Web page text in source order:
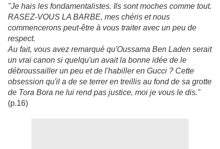
"Je hais les fondamentalistes. Ils sont moches comme tout.
RASEZ-VOUS LA BARBE, mes chéris et nous
commencerons peut-être à vous traiter avec un peu de
respect.
Au fait, vous avez remarqué qu'Oussama Ben Laden serait
un vrai canon si quelqu'un avait la bonne idée de le
débroussailler un peu et de l'habiller en Gucci ? Cette
obsession qu'il a de se terrer en treillis au fond de sa grotte
de Tora Bora ne lui rend pas justice, moi je vous le dis."
(p.16)